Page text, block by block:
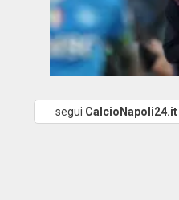
segui CalcioNapoli24.it